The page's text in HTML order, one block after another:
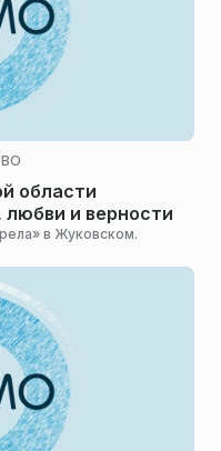
области
и верности
в Жуковском.